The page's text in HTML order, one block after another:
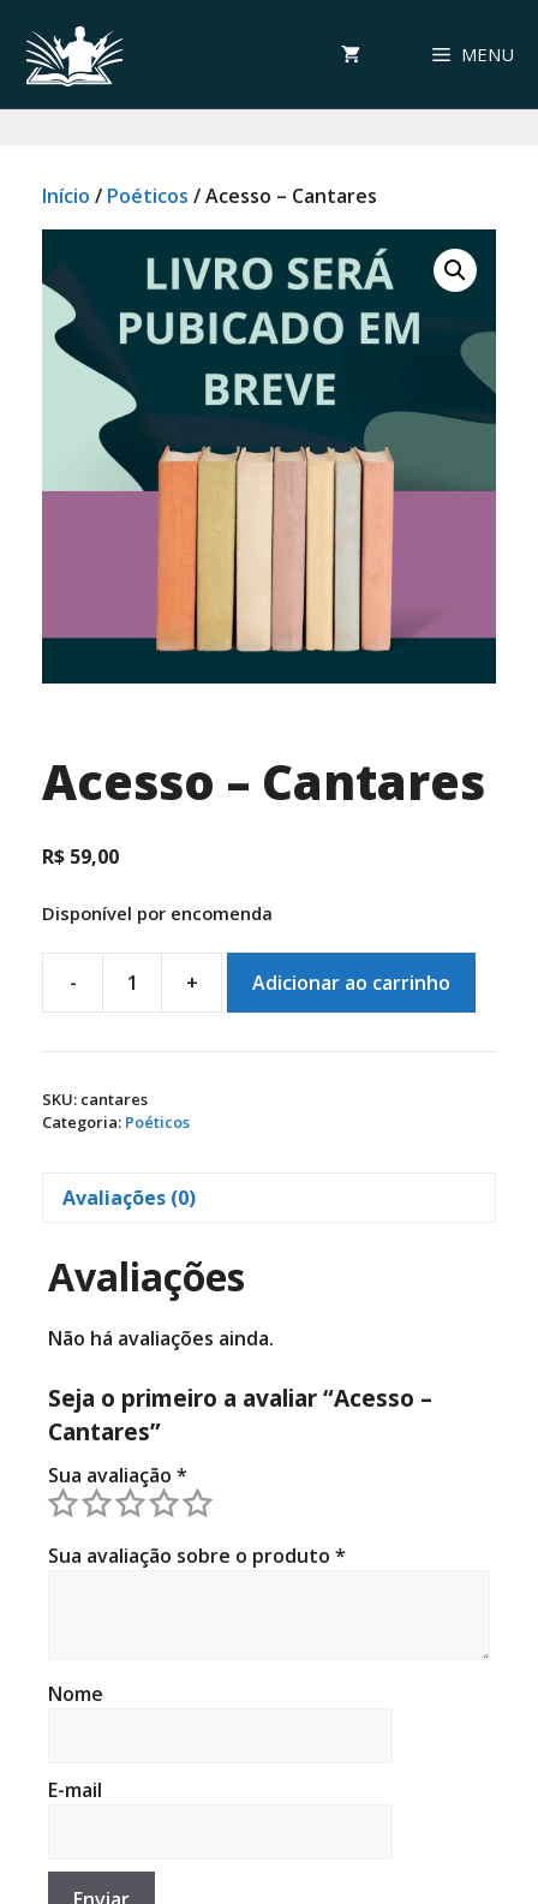
para
MENU
Início / Poéticos / Acesso – Cantares
Acesso – Cantares
R$ 59,00
Disponível por encomenda
-
Acesso
Cantares
+ Adicionar ao carrinho
SKU: cantares
Categoria: Poéticos
Avaliações (0)
Avaliações
Não há avaliações ainda.
Seja o primeiro a avaliar “Acesso –
Cantares”
Sua avaliação *
Sua avaliação sobre o produto *
Nome
E-mail